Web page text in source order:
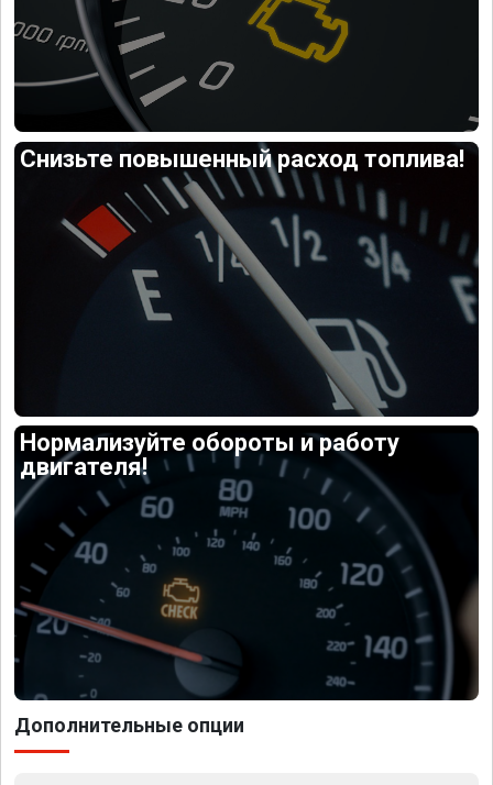
Снизьте повышенный расход топлива!
Нормализуйте обороты и работу
двигателя!
Дополнительные опции